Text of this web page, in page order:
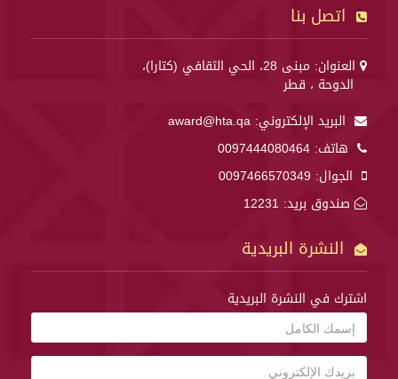
اتصل بنا
العنوان: مبنى 28، الحي الثقافي (كتارا)،
الدوحة ، قطر
البريد الإلكتروني: award@hta.qa
هاتف: 0097444080464
الجوال: 0097466570349
صندوق بريد: 12231
النشرة البريدية
اشترك في النشرة البريدية